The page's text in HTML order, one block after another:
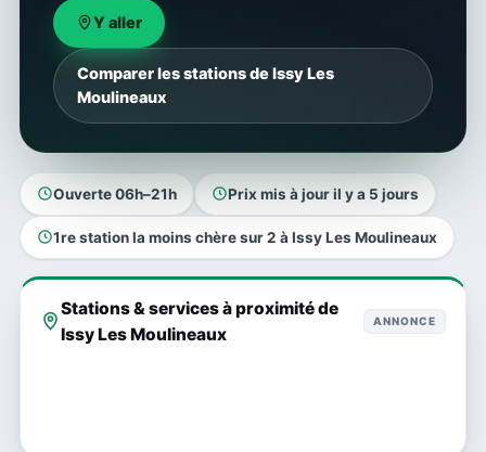
Y aller
Comparer les stations de Issy Les
Moulineaux
Ouverte 06h–21h Prix mis à jour il y a 5 jours
1re station la moins chère sur 2 à Issy Les Moulineaux
Stations & services à proximité de
Issy Les Moulineaux
ANNONCE